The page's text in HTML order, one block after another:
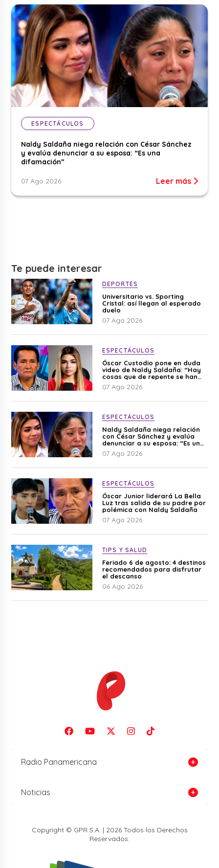
ESPECTÁCULOS
Naldy Saldaña niega relación con César Sánchez
y evalúa denunciar a su esposa: “Es una
difamación”
07 Ago 2026 Leer más
Te puede interesar
DEPORTES
Universitario vs. Sporting
Cristal: así llegan al esperado
duelo
07 Ago 2026
ESPECTÁCULOS
Óscar Custodio pone en duda
video de Naldy Saldaña: “Hay
cosas que de repente se han
editado”
07 Ago 2026
ESPECTÁCULOS
Naldy Saldaña niega relación
con César Sánchez y evalúa
denunciar a su esposa: “Es una
difamación”
07 Ago 2026
ESPECTÁCULOS
Óscar Junior liderará La Bella
Luz tras salida de su padre por
polémica con Naldy Saldaña
07 Ago 2026
TIPS Y SALUD
Feriado 6 de agosto: 4 destinos
recomendados para disfrutar
el descanso
06 Ago 2026
Radio Panamericana
Noticias
Copyright © GPR S.A. | 2026 Todos los Derechos
Reservados.